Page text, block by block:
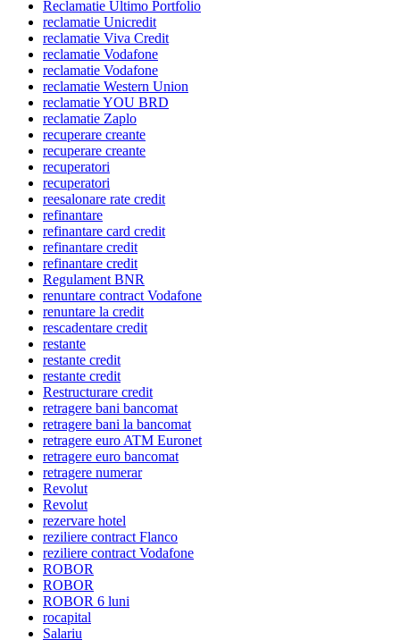
Reclamatie Ultimo Portfolio
reclamatie Unicredit
reclamatie Viva Credit
reclamatie Vodafone
reclamatie Vodafone
reclamatie Western Union
reclamatie YOU BRD
reclamatie Zaplo
recuperare creante
recuperare creante
recuperatori
recuperatori
reesalonare rate credit
refinantare
refinantare card credit
refinantare credit
refinantare credit
Regulament BNR
renuntare contract Vodafone
renuntare la credit
rescadentare credit
restante
restante credit
restante credit
Restructurare credit
retragere bani bancomat
retragere bani la bancomat
retragere euro ATM Euronet
retragere euro bancomat
retragere numerar
Revolut
Revolut
rezervare hotel
reziliere contract Flanco
reziliere contract Vodafone
ROBOR
ROBOR
ROBOR 6 luni
rocapital
Salariu